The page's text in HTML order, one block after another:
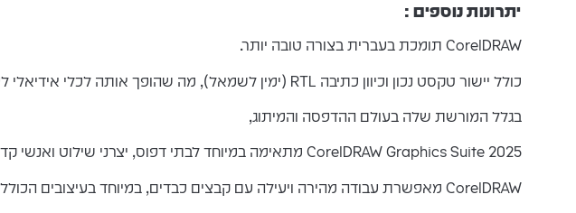
יתרונות נוספים :
CorelDRAW תומכת בעברית בצורה טובה יותר.
כולל יישור טקסט נכון וכיוון כתיבה RTL (ימין לשמאל), מה שהופך אותה לכלי אידיאלי לעיצוב חומרים בשפה העברית.
בגלל המורשת שלה בעולם ההדפסה והמיתוג,
CorelDRAW Graphics Suite 2025 מתאימה במיוחד לבתי דפוס, יצרני שילוט ואנשי קדם-דפוס, והיא משמשת כסטנדרט בתעשייה הזו.
CorelDRAW מאפשרת עבודה מהירה ויעילה עם קבצים כבדים, במיוחד בעיצובים הכוללים אלמנטים מרובים.